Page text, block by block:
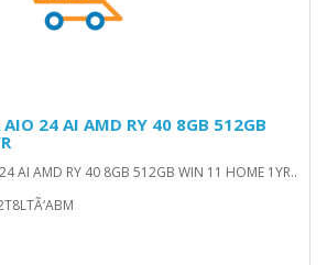
AIO 24 AI AMD RY 40 8GB 512GB
AI AMD RY 40 8GB 512GB WIN 11 HOME 1YR..